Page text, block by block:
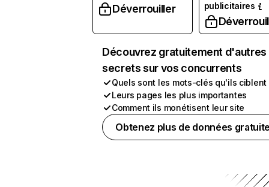
Déverrouiller
publicitaires
Découvrez gratuitement d'autres
secrets sur vos concurrents
Quels sont les mots-clés qu'ils ciblent
Leurs pages les plus importantes
Comment ils monétisent leur site
Obtenez plus de données